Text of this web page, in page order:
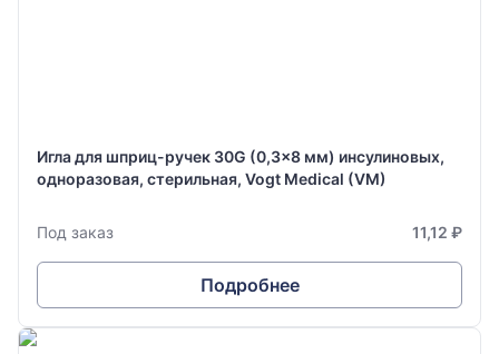
Игла для шприц-ручек 30G (0,3x8 мм) инсулиновых,
одноразовая, стерильная, Vogt Medical (VM)
Под заказ 11,12 ₽
Подробнее